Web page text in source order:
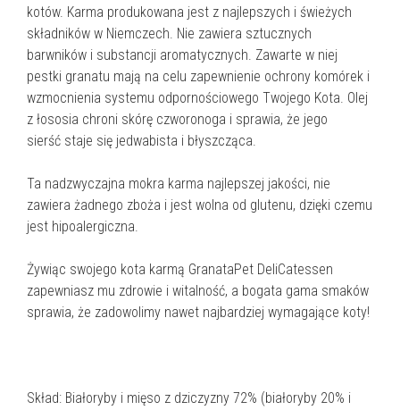
kotów. Karma produkowana jest z najlepszych i świeżych
składników w Niemczech. Nie zawiera sztucznych
barwników i substancji aromatycznych. Zawarte w niej
pestki granatu mają na celu zapewnienie ochrony komórek i
wzmocnienia systemu odpornościowego Twojego Kota. Olej
z łososia chroni skórę czworonoga i sprawia, że jego
sierść staje się jedwabista i błyszcząca.
Ta nadzwyczajna mokra karma najlepszej jakości, nie
zawiera żadnego zboża i jest wolna od glutenu, dzięki czemu
jest hipoalergiczna.
Żywiąc swojego kota karmą GranataPet DeliCatessen
zapewniasz mu zdrowie i witalność, a bogata gama smaków
sprawia, że zadowolimy nawet najbardziej wymagające koty!
Skład: Białoryby i mięso z dziczyzny 72% (białoryby 20% i